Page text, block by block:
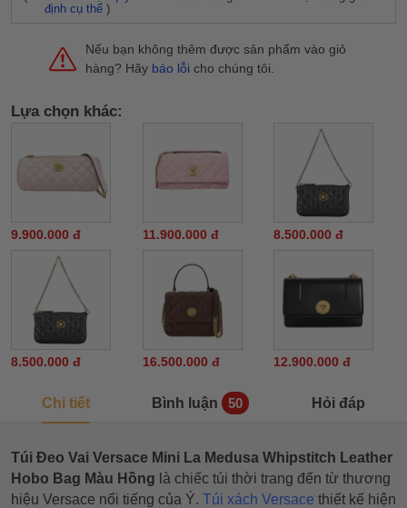
định cụ thể )
Nếu bạn không thêm được sản phẩm vào giỏ
hàng? Hãy báo lỗi cho chúng tôi.
Lựa chọn khác:
9.900.000 đ 11.900.000 đ 8.500.000 đ
8.500.000 đ 16.500.000 đ 12.900.000 đ
Chi tiết Bình luận 50 Hỏi đáp
Túi Đeo Vai Versace Mini La Medusa Whipstitch Leather
Hobo Bag Màu Hồng là chiếc túi thời trang đến từ thương
hiệu Versace nổi tiếng của Ý. Túi xách Versace thiết kế hiện